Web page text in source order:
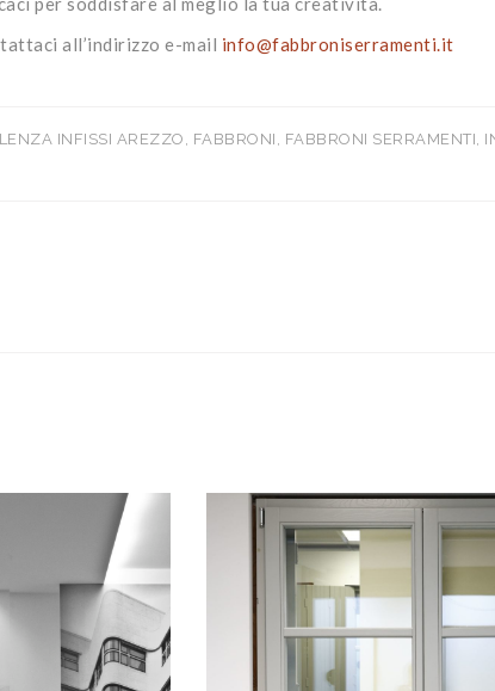
all’indirizzo e-mail info@fabbroniserramenti.it
INFISSI AREZZO , FABBRONI , FABBRONI SERRAMENTI,